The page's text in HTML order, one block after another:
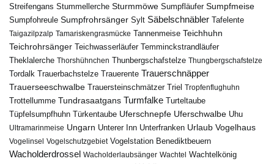
Streifengans Stummellerche Sturmmöwe Sumpfläufer Sumpfmeise
Sumpfohreule Sumpfrohrsänger Sylt Säbelschnäbler Tafelente
Taigazilpzalp Tamariskengrasmücke Tannenmeise Teichhuhn
Teichrohrsänger Teichwasserläufer Temminckstrandläufer
Theklalerche Thorshühnchen Thunbergschafstelze Thungbergschafstelze
Tordalk Trauerbachstelze Trauerente Trauerschnäpper
Trauerseeschwalbe Trauersteinschmätzer Triel Tropfenflughuhn
Trottellumme Tundrasaatgans Turmfalke Turteltaube
Tüpfelsumpfhuhn
Türkentaube Uferschnepfe Uferschwalbe Uhu
Ultramarinmeise Ungarn Unterer Inn Unterfranken Urlaub Vogelhaus
Vogelinsel Vogelschutzgebiet Vogelstation Benediktbeuern
Wacholderdrossel Wacholderlaubsänger Wachtel Wachtelkönig